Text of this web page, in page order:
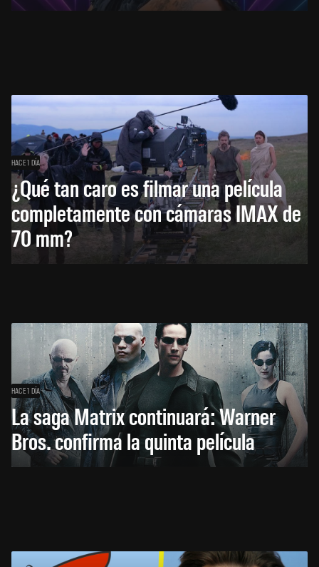
HACE 1 DÍA
¿Qué tan caro es filmar una película
completamente con cámaras IMAX de
70 mm?
HACE 1 DÍA
La saga Matrix continuará: Warner
Bros. confirma la quinta película